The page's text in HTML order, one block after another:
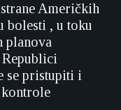
Američkih
bolesti , u toku
planova
se pristupiti i